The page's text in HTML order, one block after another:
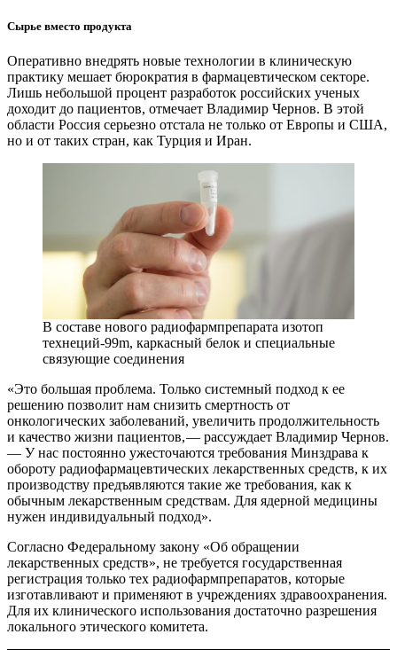
Сырье вместо продукта
Оперативно внедрять новые технологии в клиническую
практику мешает бюрократия в фармацевтическом секторе.
Лишь небольшой процент разработок российских ученых
доходит до пациентов, отмечает Владимир Чернов. В этой
области Россия серьезно отстала не только от Европы и США,
но и от таких стран, как Турция и Иран.
В составе нового радиофармпрепарата изотоп
технеций‑99m, каркасный белок и специальные
связующие соединения
«Это большая проблема. Только системный подход к ее
решению позволит нам снизить смертность от
онкологических заболеваний, увеличить продолжительность
и качество жизни пациентов, — ​рассуждает Владимир Чернов.
— ​У нас постоянно ужесточаются требования Минздрава к
обороту радиофармацевтических лекарственных средств, к их
производству предъявляются такие же требования, как к
обычным лекарственным средствам. Для ядерной медицины
нужен индивидуальный подход».
Согласно Федеральному закону «Об обращении
лекарственных средств», не требуется государственная
регистрация только тех радиофармпрепаратов, которые
изготавливают и применяют в учреждениях здравоохранения.
Для их клинического использования достаточно разрешения
локального этического комитета.